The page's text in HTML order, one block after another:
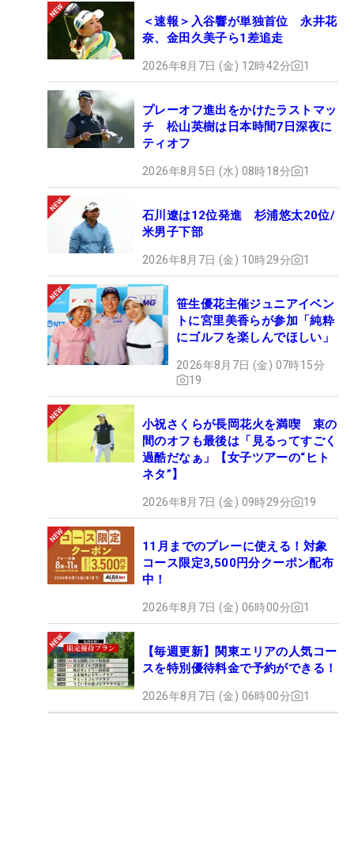
＜速報＞入谷響が単独首位 永井花
奈、金田久美子ら1差追走
2026年8月7日 (金) 12時42分 1
プレーオフ進出をかけたラストマッ
チ 松山英樹は日本時間7日深夜に
ティオフ
2026年8月5日 (水) 08時18分 1
石川遼は12位発進 杉浦悠太20位/
米男子下部
2026年8月7日 (金) 10時29分 1
笹生優花主催ジュニアイベン
トに宮里美香らが参加「純粋
にゴルフを楽しんでほしい」
2026年8月7日 (金) 07時15分
19
小祝さくらが長岡花火を満喫 束の
間のオフも最後は「見るってすごく
過酷だなぁ」【女子ツアーの“ヒト
ネタ”】
2026年8月7日 (金) 09時29分 19
11月までのプレーに使える！対象
コース限定3,500円分クーポン配布
中！
2026年8月7日 (金) 06時00分 1
【毎週更新】関東エリアの人気コー
スを特別優待料金で予約ができる！
2026年8月7日 (金) 06時00分 1